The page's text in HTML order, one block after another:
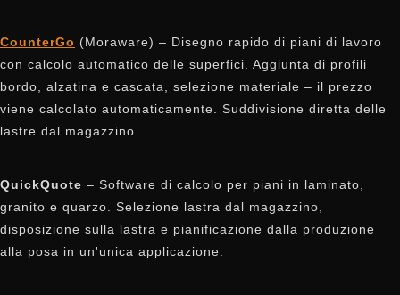
CounterGo (Moraware) – Disegno rapido di piani di lavoro
con calcolo automatico delle superfici. Aggiunta di profili
bordo, alzatina e cascata, selezione materiale – il prezzo
viene calcolato automaticamente. Suddivisione diretta delle
lastre dal magazzino.
QuickQuote – Software di calcolo per piani in laminato,
granito e quarzo. Selezione lastra dal magazzino,
disposizione sulla lastra e pianificazione dalla produzione
alla posa in un'unica applicazione.